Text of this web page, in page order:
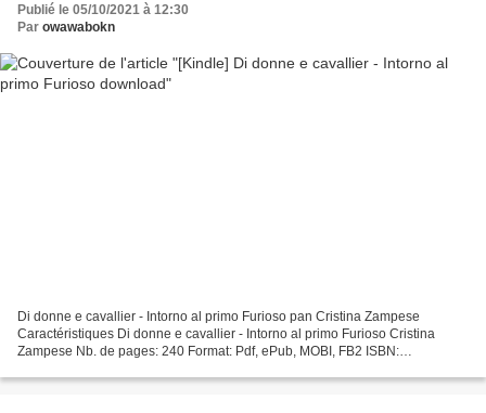
Publié le 05/10/2021 à 12:30
Par owawabokn
Di donne e cavallier - Intorno al primo Furioso pan Cristina Zampese
Caractéristiques Di donne e cavallier - Intorno al primo Furioso Cristina
Zampese Nb. de pages: 240 Format: Pdf, ePub, MOBI, FB2 ISBN: